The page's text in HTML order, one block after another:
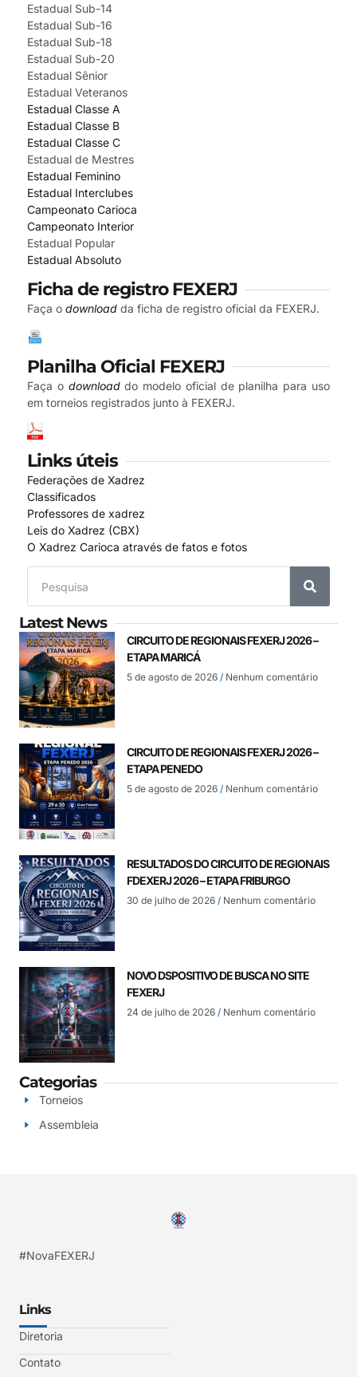
Estadual Sub-14
Estadual Sub-16
Estadual Sub-18
Estadual Sub-20
Estadual Sênior
Estadual Veteranos
Estadual Classe A
Estadual Classe B
Estadual Classe C
Estadual de Mestres
Estadual Feminino
Estadual Interclubes
Campeonato Carioca
Campeonato Interior
Estadual Popular
Estadual Absoluto
Ficha de registro FEXERJ
Faça o download da ficha de registro oficial da FEXERJ.
Planilha Oficial FEXERJ
Faça o downloaddo modelo oficial de planilha para uso
em torneios registrados junto à FEXERJ.
Links úteis
Federações de Xadrez
Classificados
Professores de xadrez
Leis do Xadrez (CBX)
O Xadrez Carioca através de fatos e fotos
Latest News
CIRCUITO DE REGIONAIS FEXERJ 2026 –
ETAPA MARICÁ
5 de agosto de 2026 Nenhum comentário
CIRCUITO DE REGIONAIS FEXERJ 2026 –
ETAPA PENEDO
5 de agosto de 2026 Nenhum comentário
RESULTADOS DO CIRCUITO DE REGIONAIS
FDEXERJ 2026 – ETAPA FRIBURGO
30 de julho de 2026 Nenhum comentário
NOVO DSPOSITIVO DE BUSCA NO SITE
FEXERJ
24 de julho de 2026 Nenhum comentário
Categorias
Torneios
Assembleia
#NovaFEXERJ
Links
Diretoria
Contato